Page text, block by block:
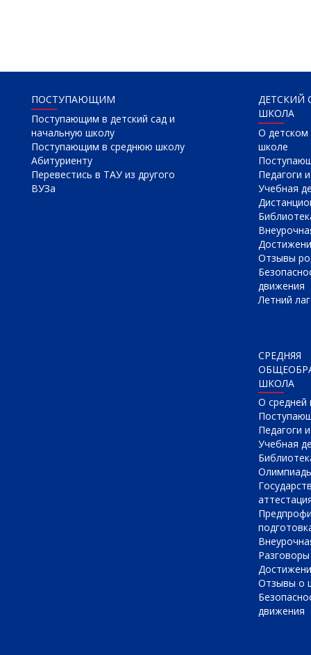
ПОСТУПАЮЩИМ
Поступающим в детский сад и
начальную школу
Поступающим в среднюю школу
Абитуриенту
Перевестись в ТАУ из другого
ВУЗа
ДЕТСКИЙ
ШКОЛА
О детском
школе
Педагоги
Учебная
Отзывы
движения
Летний
СРЕДНЯЯ
ШКОЛА
О cредней
Педагоги
Учебная
Отзывы о
движения